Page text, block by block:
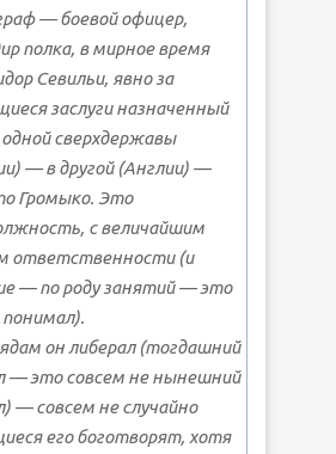
— боевой офицер,
полка, в мирное время
Севильи, явно за
заслуги назначенный
сверхдержавы
— в другой (Англии) —
Громыко. Это
с величайшим
ответственности (и
— по роду занятий — это
он либерал (тогдашний
— это совсем не нынешний
— совсем не случайно
его боготворят, хотя